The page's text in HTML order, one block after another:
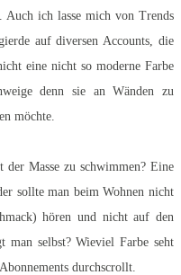
Auch ich lasse mich von Trends
auf diversen Accounts, die
eine nicht so moderne Farbe
denn sie an Wänden zu
möchte.
Masse zu schwimmen? Eine
sollte man beim Wohnen nicht
hören und nicht auf den
man selbst? Wieviel Farbe seht
durchscrollt.